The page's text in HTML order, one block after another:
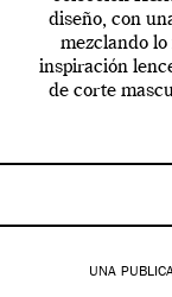
diseño, con
mezclando
inspiración
de corte
UNA